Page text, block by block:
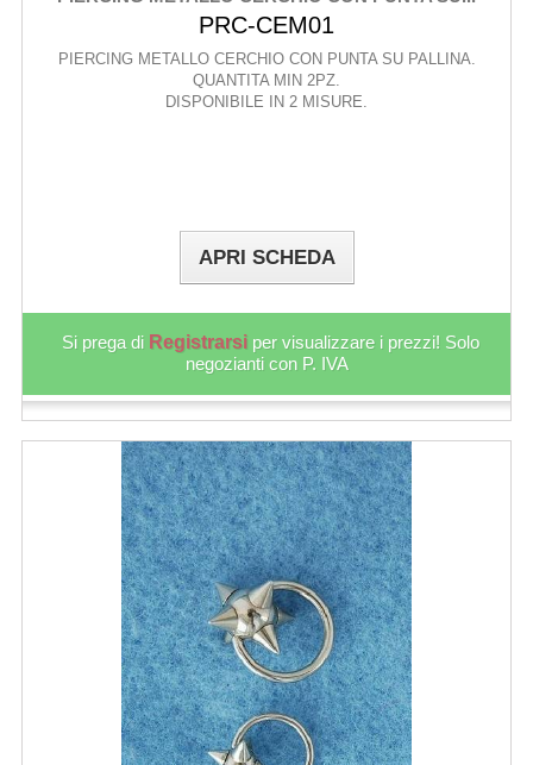
PRC-CEM01
PIERCING METALLO CERCHIO CON PUNTA SU PALLINA.
QUANTITA MIN 2PZ.
DISPONIBILE IN 2 MISURE.
APRI SCHEDA
Si prega di Registrarsi per visualizzare i prezzi! Solo
negozianti con P. IVA